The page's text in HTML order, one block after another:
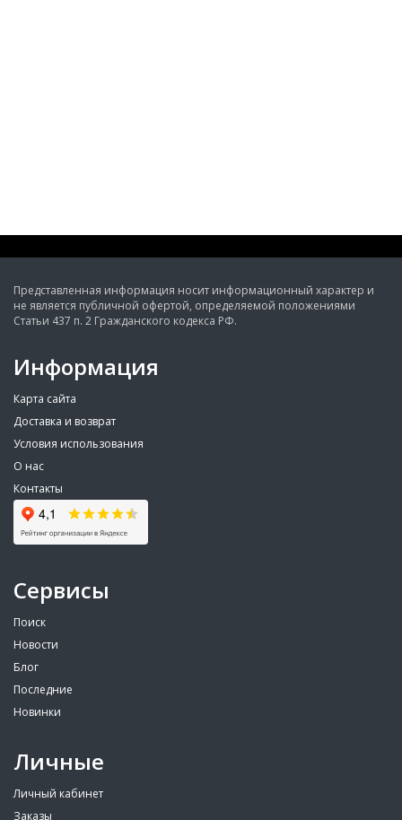
Представленная информация носит информационный характер и
не является публичной офертой, определяемой положениями
Статьи 437 п. 2 Гражданского кодекса РФ.
Информация
Карта сайта
Доставка и возврат
Условия использования
О нас
Контакты
Сервисы
Поиск
Новости
Блог
Последние
Новинки
Личные
Личный кабинет
Заказы